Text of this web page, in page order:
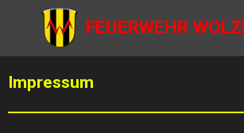
Hauptinhalt
springen
FEUERWEHR
Impressum